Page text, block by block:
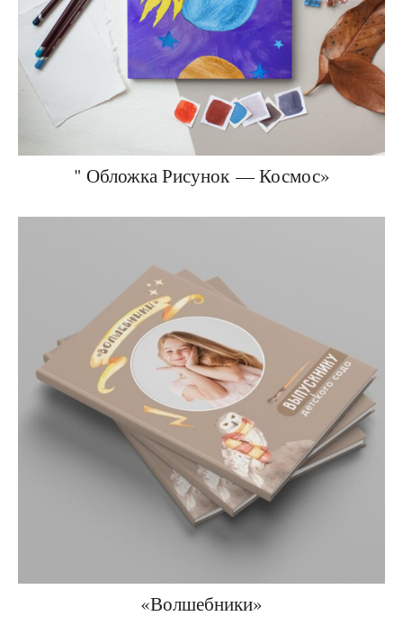
" Обложка Рисунок — Космос»
«Волшебники»